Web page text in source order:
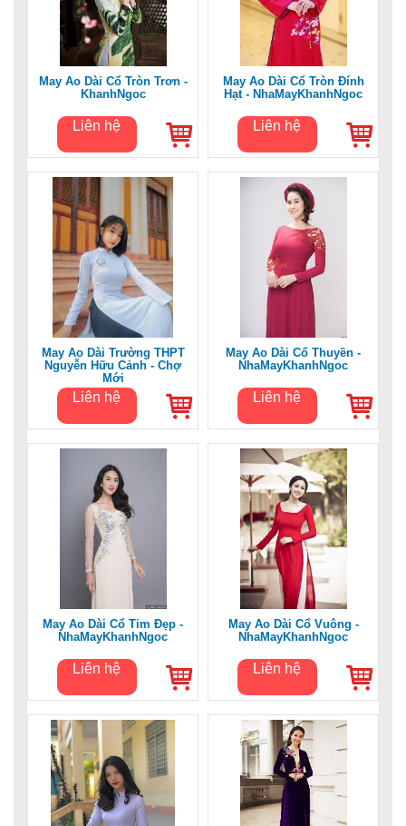
May Áo Dài Cổ Tròn Trơn -
KhanhNgoc
Liên hệ
May Áo Dài Cổ Tròn Đính
Hạt - NhaMayKhanhNgoc
Liên hệ
May Áo Dài Trường THPT
Nguyễn Hữu Cảnh - Chợ
Mới
Liên hệ
May Áo Dài Cổ Thuyền -
NhaMayKhanhNgoc
Liên hệ
May Áo Dài Cổ Tim Đẹp -
NhaMayKhanhNgoc
Liên hệ
May Áo Dài Cổ Vuông -
NhaMayKhanhNgoc
Liên hệ